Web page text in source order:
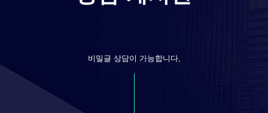
비밀글 상담이 가능합니다.